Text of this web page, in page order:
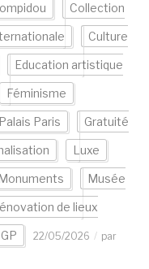
Collection
Culture
Education artistique
Féminisme
Paris Gratuité
Luxe
Musée
de lieux
22/05/2026
par